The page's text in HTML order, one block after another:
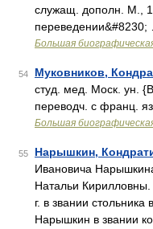
служащ. дополн. М.,
переведении&#8230;
Большая
54 Муковников,
студ. мед. Моск. ун.
переводч. с франц.
Большая
55 Нарышкин,
Ивановича
Натальи
г. в звании стольника
Нарышкин в звании